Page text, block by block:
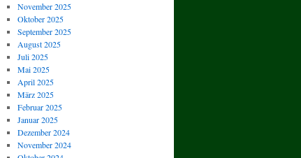
November 2025
Oktober 2025
September 2025
August 2025
Juli 2025
Mai 2025
April 2025
März 2025
Februar 2025
Januar 2025
Dezember 2024
November 2024